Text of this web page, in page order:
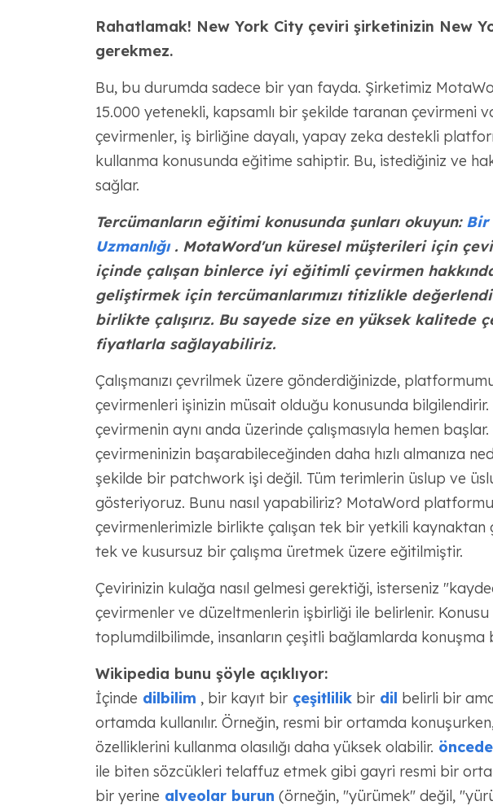
Rahatlamak! New York City çeviri şirketinizin New
gerekmez.
Bu, bu durumda sadece bir yan fayda. Şirketimiz
15.000 yetenekli, kapsamlı bir şekilde taranan çevirmeni
çevirmenler, iş birliğine dayalı, yapay zeka destekli
kullanma konusunda eğitime sahiptir. Bu, istediğiniz ve
sağlar.
Tercümanların eğitimi konusunda şunları okuyun:Bir
Uzmanlığı. MotaWord'un küresel müşterileri için
içinde çalışan binlerce iyi eğitimli çevirmen
geliştirmek için tercümanlarımızı titizlikle
birlikte çalışırız. Bu sayede size en yüksek kalitede
fiyatlarla sağlayabiliriz.
Çalışmanızı çevrilmek üzere gönderdiğinizde,
çevirmenleri işinizin müsait olduğu konusunda
çevirmenin aynı anda üzerinde çalışmasıyla hemen
çevirmeninizin başarabileceğinden daha hızlı almanıza
şekilde bir patchwork işi değil. Tüm terimlerin üslup ve
gösteriyoruz. Bunu nasıl yapabiliriz? MotaWord
çevirmenlerimizle birlikte çalışan tek bir yetkili kaynaktan
tek ve kusursuz bir çalışma üretmek üzere eğitilmiştir.
Çevirinizin kulağa nasıl gelmesi gerektiği, isterseniz
çevirmenler ve düzeltmenlerin işbirliği ile belirlenir. Konusu
toplumdilbilimde, insanların çeşitli bağlamlarda konuşma
Wikipedia bunu şöyle açıklıyor:
İçinde dilbilim , bir kayıt birçeşitlilikbirdil belirli bir
ortamda kullanılır. Örneğin, resmi bir ortamda
özelliklerini kullanma olasılığı daha yüksek olabilir.
ile biten sözcükleri telaffuz etmek gibi gayri resmi bir
bir yerine alveolar burun (örneğin, "yürümek" değil,